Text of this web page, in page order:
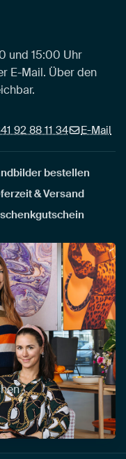
und 15:00 Uhr
E-Mail. Über den
92 88 11 34 E-Mail
bestellen
& Versand